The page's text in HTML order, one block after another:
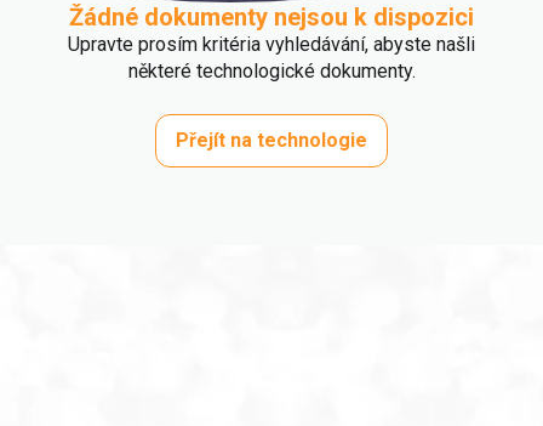
Žádné dokumenty nejsou k dispozici
Upravte prosím kritéria vyhledávání, abyste našli
některé technologické dokumenty.
Přejít na technologie